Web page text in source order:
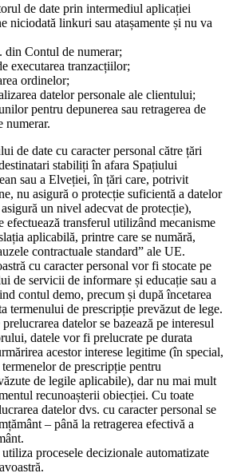
de date prin intermediul aplicației
niciodată linkuri sau atașamente și nu va
Contul de numerar;
executarea tranzacțiilor;
ordinelor;
datelor personale ale clientului;
pentru depunerea sau retragerea de
numerar.
de date cu caracter personal către țări
stabiliți în afara Spațiului
sau a Elveției, în țări care, potrivit
nu asigură o protecție suficientă a datelor
un nivel adecvat de protecție),
efectuează transferul utilizând mecanisme
aplicabilă, printre care se numără,
contractuale standard” ale UE.
cu caracter personal vor fi stocate pe
de servicii de informare și educație sau a
contul demo, precum și după încetarea
termenului de prescripție prevăzut de lege.
datelor se bazează pe interesul
datele vor fi prelucrate pe durata
acestor interese legitime (în special,
de prescripție pentru
de legile aplicabile), dar nu mai mult
recunoașterii obiecției. Cu toate
datelor dvs. cu caracter personal se
– până la retragerea efectivă a
procesele decizionale automatizate